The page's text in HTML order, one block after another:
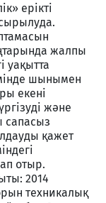
ерікті
жалпы
уақытта
шынымен
екені
және
сапасыз
қажет
отыр.
2014
техникалық